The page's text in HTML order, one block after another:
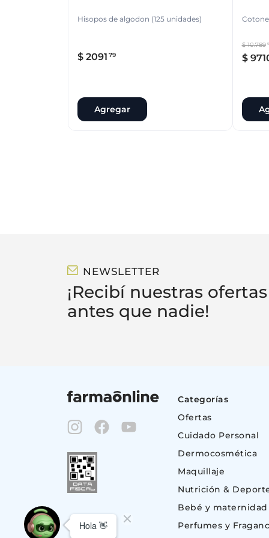
Hisopos de algodon (125 unidades)
$ 2091 79
Agregar
$ 10.789
$
NEWSLETTER
¡Recibí nuestras ofertas
antes que nadie!
Categorías
Ofertas
Cuidado Personal
Dermocosmética
Maquillaje
Nutrición &
Bebé y maternidad
Perfumes y